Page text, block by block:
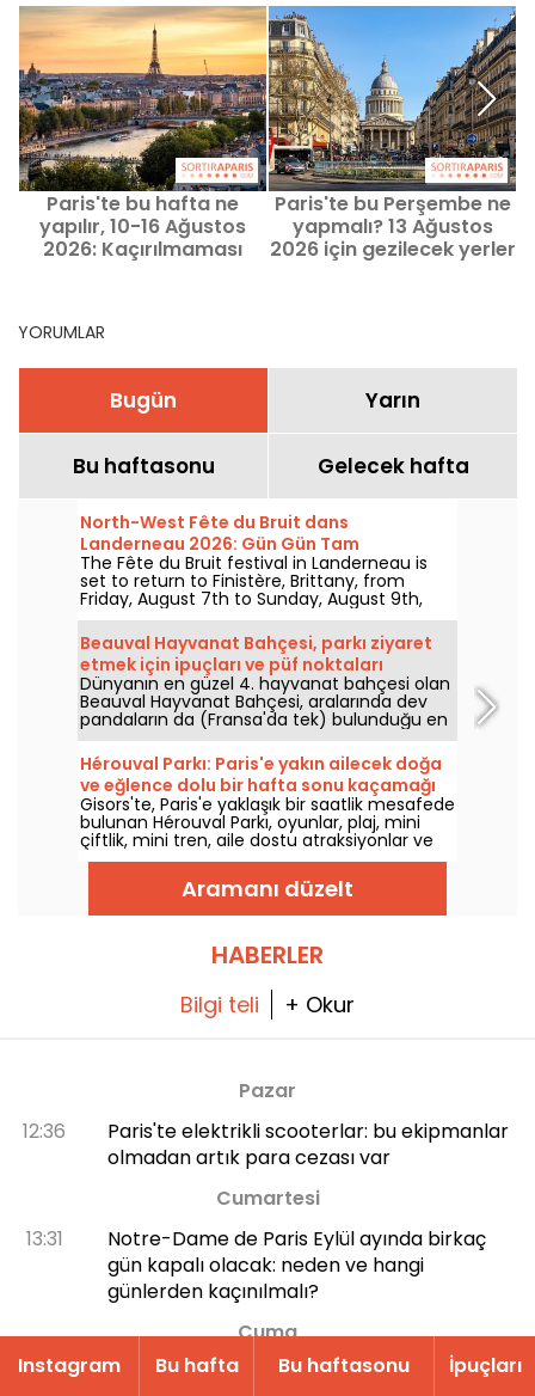
Paris'te bu hafta ne
yapılır, 10-16 Ağustos
2026: Kaçırılmaması
Paris'te bu Perşembe ne
yapmalı? 13 Ağustos
2026 için gezilecek yerler
YORUMLAR
Bugün Yarın
Bu haftasonu Gelecek hafta
North-West Fête du Bruit dans
Landerneau 2026: Gün Gün Tam
Programlama
The Fête du Bruit festival in Landerneau is
set to return to Finistère, Brittany, from
Friday, August 7th to Sunday, August 9th,
2026. What’s on the agenda? Live
performances by DJ Snake, Bigflo & Oli, Keny
Arkana, Ghinzu, Dropkick Murphys, Julien
Doré, L2B, and Gogol Bordello. Here is the full
daily lineup!
Beauval Hayvanat Bahçesi, parkı ziyaret
etmek için ipuçları ve püf noktaları
Dünyanın en güzel 4. hayvanat bahçesi olan
Beauval Hayvanat Bahçesi, aralarında dev
pandaların da (Fransa'da tek) bulunduğu en
az 35.000 hayvana ev sahipliği yapmaktadır.
Ziyaretinizden 1 veya 2 gün boyunca en iyi
şekilde yararlanabilmeniz için, zaman
kaybetmenizi ve yorulmanızı önlemeye
yardımcı olacak bazı ipuçlarını bir araya
getirdik.
Hérouval Parkı: Paris'e yakın ailecek doğa
ve eğlence dolu bir hafta sonu kaçamağı
Gisors'te, Paris'e yaklaşık bir saatlik mesafede
bulunan Hérouval Parkı, oyunlar, plaj, mini
çiftlik, mini tren, aile dostu atraksiyonlar ve
piknik alanlarıyla dolu bir açık hava eğlencesi
Aramanı düzelt
HABERLER
Bilgi teli + Okur
Pazar
12:36
Paris'te elektrikli scooterlar: bu ekipmanlar
olmadan artık para cezası var
Cumartesi
13:31
Notre-Dame de Paris Eylül ayında birkaç
gün kapalı olacak: neden ve hangi
günlerden kaçınılmalı?
Cuma
18:31
Kültür Mirası Günleri 2026: Maubuisson
Instagram Bu hafta Bu haftasonu İpuçları